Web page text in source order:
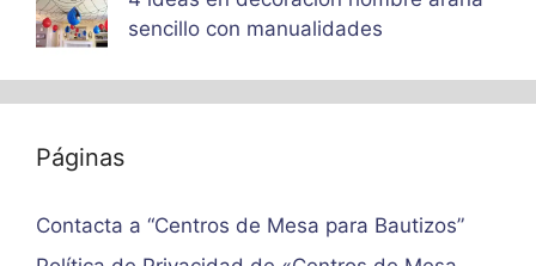
sencillo con manualidades
Páginas
Contacta a “Centros de Mesa para Bautizos”